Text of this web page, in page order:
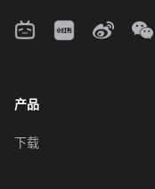
产品
下载